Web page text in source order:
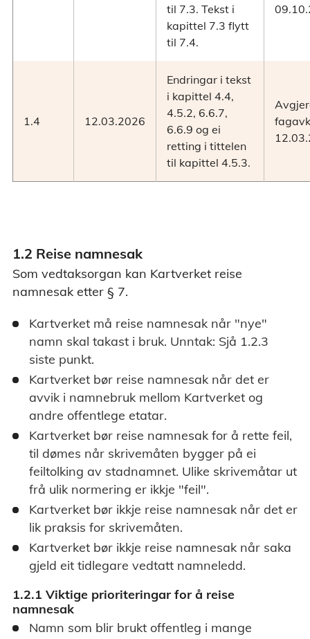
til 7.3. Tekst i
kapittel 7.3 flytt
til 7.4.
1.4 12.03.2026
Endringar i tekst
i kapittel 4.4,
4.5.2, 6.6.7,
6.6.9 og ei
retting i tittelen
til kapittel 4.5.3.
1.2 Reise namnesak
Som vedtaksorgan kan Kartverket reise
namnesak etter § 7.
Kartverket må reise namnesak når "nye"
namn skal takast i bruk. Unntak: Sjå 1.2.3
siste punkt.
Kartverket bør reise namnesak når det er
avvik i namnebruk mellom Kartverket og
andre offentlege etatar.
Kartverket bør reise namnesak for å rette feil,
til dømes når skrivemåten bygger på ei
feiltolking av stadnamnet. Ulike skrivemåtar ut
frå ulik normering er ikkje "feil".
Kartverket bør ikkje reise namnesak når det er
lik praksis for skrivemåten.
Kartverket bør ikkje reise namnesak når saka
gjeld eit tidlegare vedtatt namneledd.
1.2.1 Viktige prioriteringar for å reise
namnesak
Namn som blir brukt offentleg i mange